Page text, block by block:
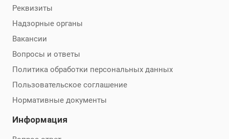
Реквизиты
Надзорные органы
Вакансии
Вопросы и ответы
Политика обработки персональных данных
Пользовательское соглашение
Нормативные документы
Информация